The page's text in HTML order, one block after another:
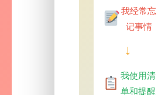
我经常忘
记事情
→
我使用清
单和提醒